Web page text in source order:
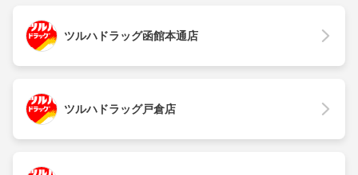
ツルハドラッグ函館本通店
ツルハドラッグ戸倉店